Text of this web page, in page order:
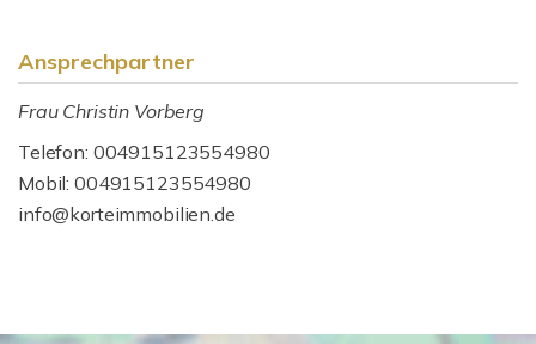
Ansprechpartner
Frau Christin Vorberg
Telefon: 004915123554980
Mobil: 004915123554980
info@korteimmobilien.de